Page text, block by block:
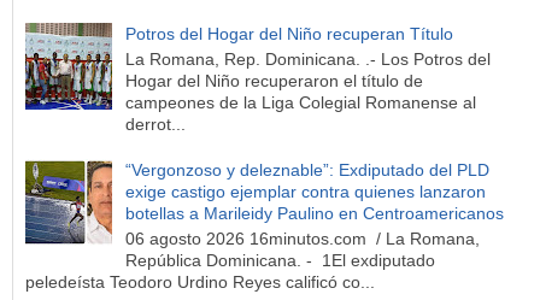
Potros del Hogar del Niño recuperan Título
La Romana, Rep. Dominicana. .- Los Potros del
Hogar del Niño recuperaron el título de
campeones de la Liga Colegial Romanense al
derrot...
“Vergonzoso y deleznable”: Exdiputado del PLD
exige castigo ejemplar contra quienes lanzaron
botellas a Marileidy Paulino en Centroamericanos
06 agosto 2026 16minutos.com / La Romana,
República Dominicana. - 1El exdiputado
peledeísta Teodoro Urdino Reyes calificó co...